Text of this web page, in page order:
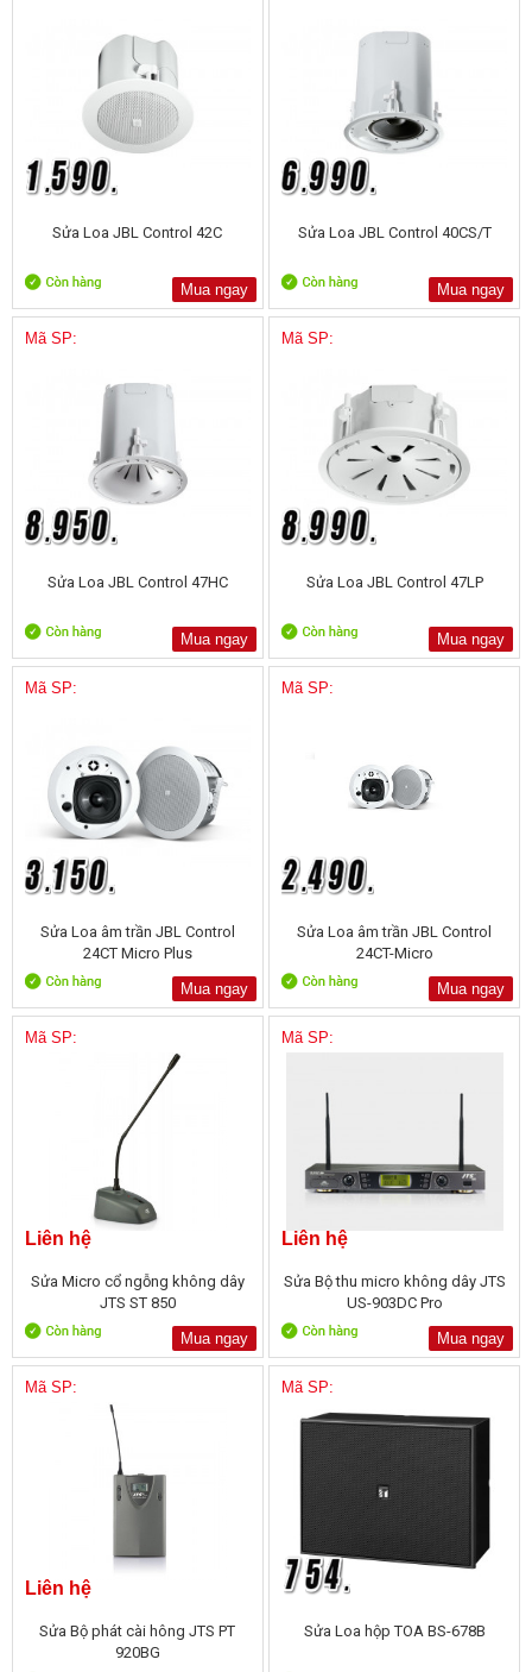
Sửa Loa JBL Control 42C
Mua ngay
Sửa Loa JBL Control 40CS/T
Mua ngay
Mã SP:
Sửa Loa JBL Control 47HC
Mua ngay
Mã SP:
Sửa Loa JBL Control 47LP
Mua ngay
Mã SP:
Sửa Loa âm trần JBL Control
24CT Micro Plus
Mua ngay
Mã SP:
Sửa Loa âm trần JBL Control
24CT-Micro
Mua ngay
Mã SP:
Liên hệ
Sửa Micro cổ ngỗng không dây
JTS ST 850
Mua ngay
Mã SP:
Liên hệ
Sửa Bộ thu micro không dây JTS
US-903DC Pro
Mua ngay
Mã SP:
Liên hệ
Sửa Bộ phát cài hông JTS PT
920BG
Mã SP:
Sửa Loa hộp TOA BS-678B